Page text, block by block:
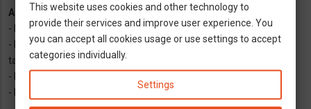
Amit kínálunk:
- Német munkaszerződés bejelentéssel, betegbiztosítással
- Kezdő havi bruttó munkabér 2000€-2200€ (nyelvtudás és
tapasztalat függvénye)
- Hosszú távú munkalehetőség
- NINCS munkaközvetítési díj
This website uses cookies and other technology to
provide their services and improve user experience. You
you can accept all cookies usage or use settings to accept
categories individually.
Settings